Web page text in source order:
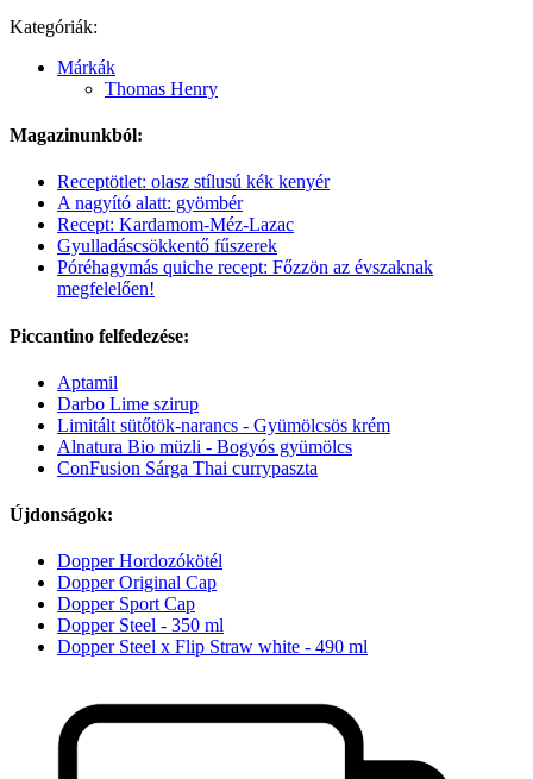
Kategóriák:
Márkák
Thomas Henry
Magazinunkból:
Receptötlet: olasz stílusú kék kenyér
A nagyító alatt: gyömbér
Recept: Kardamom-Méz-Lazac
Gyulladáscsökkentő fűszerek
Póréhagymás quiche recept: Főzzön az évszaknak
megfelelően!
Piccantino felfedezése:
Aptamil
Darbo Lime szirup
Limitált sütőtök-narancs - Gyümölcsös krém
Alnatura Bio müzli - Bogyós gyümölcs
ConFusion Sárga Thai currypaszta
Újdonságok:
Dopper Hordozókötél
Dopper Original Cap
Dopper Sport Cap
Dopper Steel - 350 ml
Dopper Steel x Flip Straw white - 490 ml